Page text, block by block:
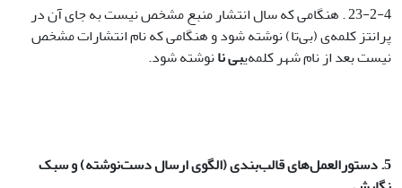
23-2-4 . هنگامی که سال انتشار منبع مشخص نیست به جای آن در
پرانتز کلمه‌ی (بی‌تا) نوشته شود و هنگامی که نام انتشارات مشخص
نیست بعد از نام شهر کلمه‌یبی نانوشته شود.
5. دستورالعمل‌های قالب‌بندی (الگوی ارسال دست‌نوشته) و سبک